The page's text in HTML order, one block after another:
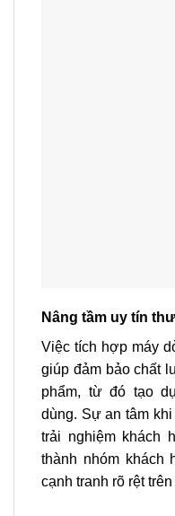
Nâng tầm uy tín
Việc tích hợp máy
giúp đảm bảo chất
phẩm, từ đó tạo
dùng. Sự an tâm
trải nghiệm khách
thành nhóm khách
cạnh tranh rõ rệt